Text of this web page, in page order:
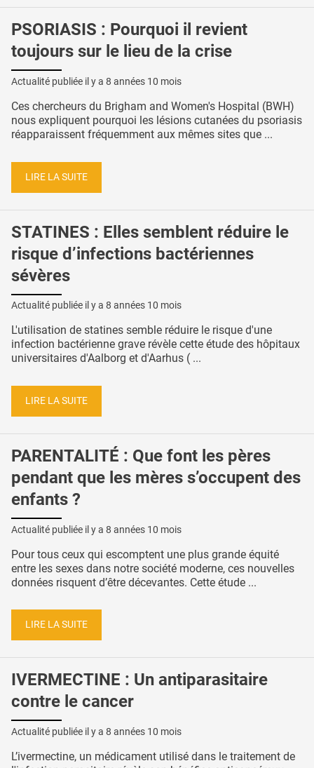
PSORIASIS : Pourquoi il revient
toujours sur le lieu de la crise
Actualité publiée il y a 8 années 10 mois
Ces chercheurs du Brigham and Women's Hospital (BWH)
nous expliquent pourquoi les lésions cutanées du psoriasis
réapparaissent fréquemment aux mêmes sites que ...
LIRE LA SUITE
STATINES : Elles semblent réduire le
risque d’infections bactériennes
sévères
Actualité publiée il y a 8 années 10 mois
L'utilisation de statines semble réduire le risque d'une
infection bactérienne grave révèle cette étude des hôpitaux
universitaires d'Aalborg et d'Aarhus ( ...
LIRE LA SUITE
PARENTALITÉ : Que font les pères
pendant que les mères s’occupent des
enfants ?
Actualité publiée il y a 8 années 10 mois
Pour tous ceux qui escomptent une plus grande équité
entre les sexes dans notre société moderne, ces nouvelles
données risquent d’être décevantes. Cette étude ...
LIRE LA SUITE
IVERMECTINE : Un antiparasitaire
contre le cancer
Actualité publiée il y a 8 années 10 mois
L’ivermectine, un médicament utilisé dans le traitement de